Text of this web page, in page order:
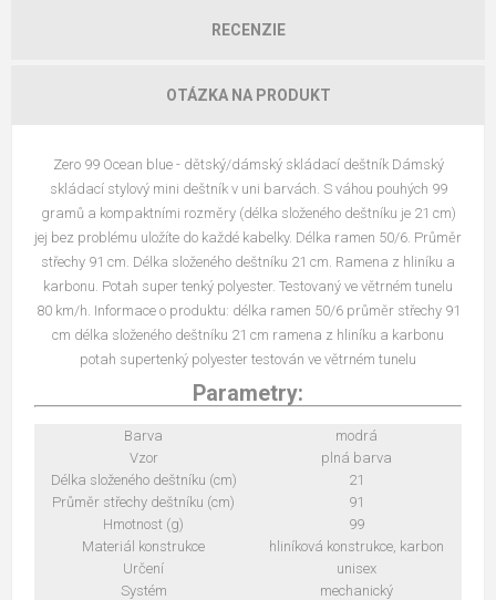
RECENZIE
OTÁZKA NA PRODUKT
Zero 99 Ocean blue - dětský/dámský skládací deštník Dámský
skládací stylový mini deštník v uni barvách. S váhou pouhých 99
gramů a kompaktními rozměry (délka složeného deštníku je 21 cm)
jej bez problému uložíte do každé kabelky. Délka ramen 50/6. Průměr
střechy 91 cm. Délka složeného deštníku 21 cm. Ramena z hliníku a
karbonu. Potah super tenký polyester. Testovaný ve větrném tunelu
80 km/h. Informace o produktu: délka ramen 50/6 průměr střechy 91
cm délka složeného deštníku 21 cm ramena z hliníku a karbonu
potah supertenký polyester testován ve větrném tunelu
Parametry:
Barva
modrá
Vzor
plná barva
Délka složeného deštníku (cm)
21
Průměr střechy deštníku (cm)
91
Hmotnost (g)
99
Materiál konstrukce
hliníková konstrukce, karbon
Určení
unisex
Systém
mechanický